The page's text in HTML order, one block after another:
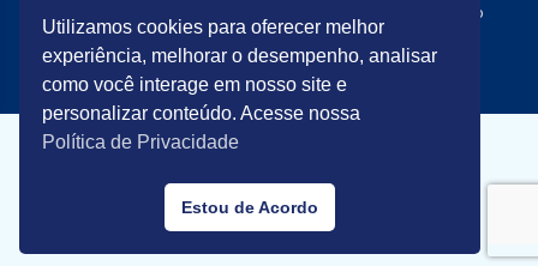
Todos os direitos reservados. É permitida a reprodução do
conteúdo desta página desde que citada a origem.
Utilizamos cookies para oferecer melhor
experiência, melhorar o desempenho, analisar
como você interage em nosso site e
personalizar conteúdo. Acesse nossa
Política de Privacidade
Estou de Acordo